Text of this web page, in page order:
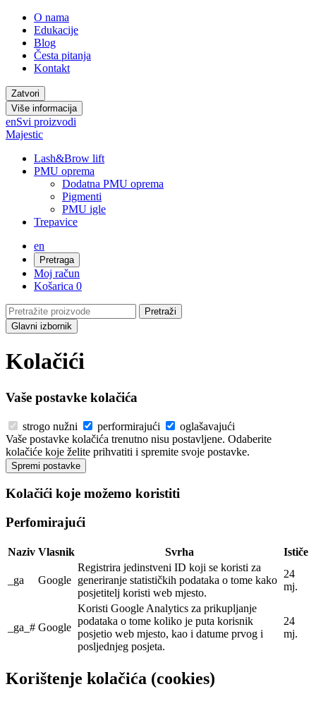
O nama
Edukacije
Blog
Česta pitanja
Kontakt
Zatvori
Više informacija
enSvi proizvodi
Majestic
Lash&Brow lift
PMU oprema
Dodatna PMU oprema
Pigmenti
PMU igle
Trepavice
en
Pretraga
Moj račun
Košarica 0
Glavni izbornik
Kolačići
Vaše postavke kolačića
strogo nužni performirajući
oglašavajući
Vaše postavke kolačića trenutno nisu postavljene. Odaberite
kolačiće koje želite prihvatiti i spremite svoje postavke.
Kolačići koje možemo koristiti
Perfomirajući
Naziv Vlasnik Svrha Ističe
_ga Google
Registrira jedinstveni ID koji se koristi za
generiranje statističkih podataka o tome kako
posjetitelj koristi web mjesto.
24
mj.
_ga_# Google
Koristi Google Analytics za prikupljanje
podataka o tome koliko je puta korisnik
posjetio web mjesto, kao i datume prvog i
posljednjeg posjeta.
24
mj.
Korištenje kolačića (cookies)